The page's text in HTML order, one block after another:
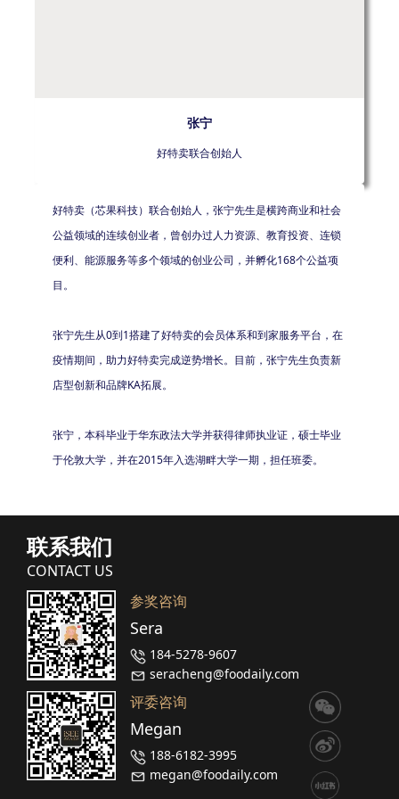
张宁
好特卖联合创始人
好特卖（芯果科技）联合创始人，张宁先生是横跨商业和社会
公益领域的连续创业者，曾创办过人力资源、教育投资、连锁
便利、能源服务等多个领域的创业公司，并孵化168个公益项
目。
张宁先生从0到1搭建了好特卖的会员体系和到家服务平台，在
疫情期间，助力好特卖完成逆势增长。目前，张宁先生负责新
店型创新和品牌KA拓展。
张宁，本科毕业于华东政法大学并获得律师执业证，硕士毕业
于伦敦大学，并在2015年入选湖畔大学一期，担任班委。
联系我们
CONTACT US
参奖咨询
Sera
184-5278-9607
seracheng@foodaily.com
评委咨询
Megan
188-6182-3995
megan@foodaily.com